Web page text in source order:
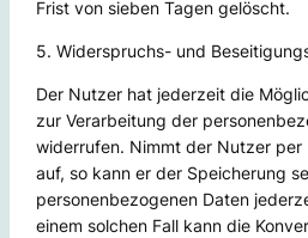
Frist von sieben Tagen gelöscht.
5. Widerspruchs- und
Der Nutzer hat jederzeit die
zur Verarbeitung der
widerrufen. Nimmt der Nutzer per
auf, so kann er der Speicherung
personenbezogenen Daten
einem solchen Fall kann die